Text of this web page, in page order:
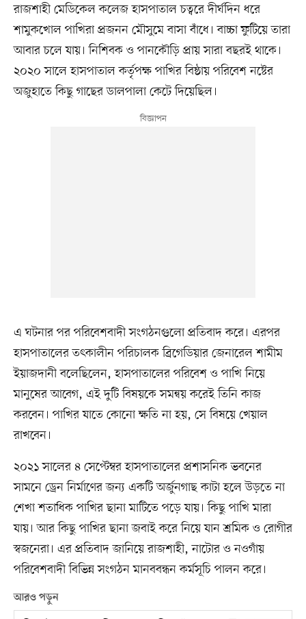
রাজশাহী মেডিকেল কলেজ হাসপাতাল চত্বরে দীর্ঘদিন ধরে
শামুকখোল পাখিরা প্রজনন মৌসুমে বাসা বাঁধে। বাচ্চা ফুটিয়ে তারা
আবার চলে যায়। নিশিবক ও পানকৌড়ি প্রায় সারা বছরই থাকে।
২০২০ সালে হাসপাতাল কর্তৃপক্ষ পাখির বিষ্ঠায় পরিবেশ নষ্টের
অজুহাতে কিছু গাছের ডালপালা কেটে দিয়েছিল।
এ ঘটনার পর পরিবেশবাদী সংগঠনগুলো প্রতিবাদ করে। এরপর
হাসপাতালের তৎকালীন পরিচালক ব্রিগেডিয়ার জেনারেল শামীম
ইয়াজদানী বলেছিলেন, হাসপাতালের পরিবেশ ও পাখি নিয়ে
মানুষের আবেগ, এই দুটি বিষয়কে সমন্বয় করেই তিনি কাজ
করবেন। পাখির যাতে কোনো ক্ষতি না হয়, সে বিষয়ে খেয়াল
রাখবেন।
২০২১ সালের ৪ সেপ্টেম্বর হাসপাতালের প্রশাসনিক ভবনের
সামনে ড্রেন নির্মাণের জন্য একটি অর্জুনগাছ কাটা হলে উড়তে না
শেখা শতাধিক পাখির ছানা মাটিতে পড়ে যায়। কিছু পাখি মারা
যায়। আর কিছু পাখির ছানা জবাই করে নিয়ে যান শ্রমিক ও রোগীর
স্বজনেরা। এর প্রতিবাদ জানিয়ে রাজশাহী, নাটোর ও নওগাঁয়
পরিবেশবাদী বিভিন্ন সংগঠন মানববন্ধন কর্মসূচি পালন করে।
আরও পড়ুন